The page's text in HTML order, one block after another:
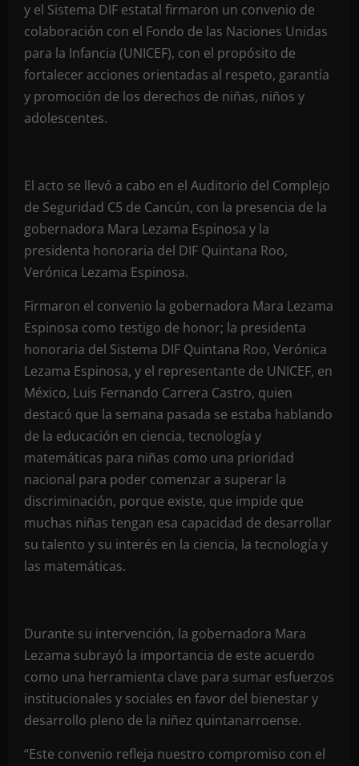
y el Sistema DIF estatal firmaron un convenio de
colaboración con el Fondo de las Naciones Unidas
para la Infancia (UNICEF), con el propósito de
fortalecer acciones orientadas al respeto, garantía
y promoción de los derechos de niñas, niños y
adolescentes.
El acto se llevó a cabo en el Auditorio del Complejo
de Seguridad C5 de Cancún, con la presencia de la
gobernadora Mara Lezama Espinosa y la
presidenta honoraria del DIF Quintana Roo,
Verónica Lezama Espinosa.
Firmaron el convenio la gobernadora Mara Lezama
Espinosa como testigo de honor; la presidenta
honoraria del Sistema DIF Quintana Roo, Verónica
Lezama Espinosa, y el representante de UNICEF, en
México, Luis Fernando Carrera Castro, quien
destacó que la semana pasada se estaba hablando
de la educación en ciencia, tecnología y
matemáticas para niñas como una prioridad
nacional para poder comenzar a superar la
discriminación, porque existe, que impide que
muchas niñas tengan esa capacidad de desarrollar
su talento y su interés en la ciencia, la tecnología y
las matemáticas.
Durante su intervención, la gobernadora Mara
Lezama subrayó la importancia de este acuerdo
como una herramienta clave para sumar esfuerzos
institucionales y sociales en favor del bienestar y
desarrollo pleno de la niñez quintanarroense.
“Este convenio refleja nuestro compromiso con el